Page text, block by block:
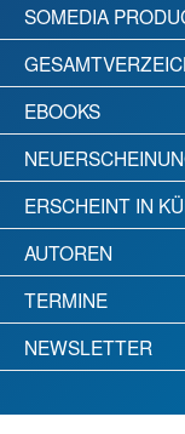
SOMEDIA
EBOOKS
ERSCHEINT IN
AUTOREN
TERMINE
NEWSLETTER